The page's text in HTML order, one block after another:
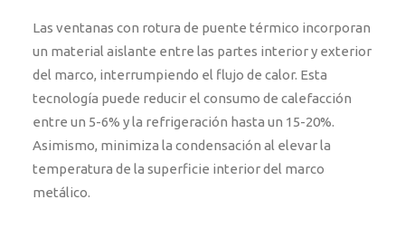
Las ventanas con rotura de puente térmico incorporan
un material aislante entre las partes interior y exterior
del marco, interrumpiendo el flujo de calor. Esta
tecnología puede reducir el consumo de calefacción
entre un 5-6% y la refrigeración hasta un 15-20%.
Asimismo, minimiza la condensación al elevar la
temperatura de la superficie interior del marco
metálico.